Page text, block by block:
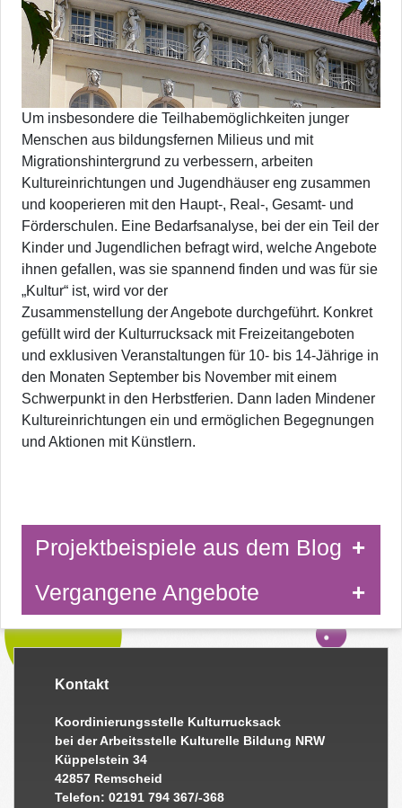
Um insbesondere die Teilhabemöglichkeiten junger
Menschen aus bildungsfernen Milieus und mit
Migrationshintergrund zu verbessern, arbeiten
Kultureinrichtungen und Jugendhäuser eng zusammen
und kooperieren mit den Haupt-, Real-, Gesamt- und
Förderschulen. Eine Bedarfsanalyse, bei der ein Teil der
Kinder und Jugendlichen befragt wird, welche Angebote
ihnen gefallen, was sie spannend finden und was für sie
„Kultur“ ist, wird vor der
Zusammenstellung der Angebote durchgeführt. Konkret
gefüllt wird der Kulturrucksack mit Freizeitangeboten
und exklusiven Veranstaltungen für 10- bis 14-Jährige in
den Monaten September bis November mit einem
Schwerpunkt in den Herbstferien. Dann laden Mindener
Kultureinrichtungen ein und ermöglichen Begegnungen
und Aktionen mit Künstlern.
Projektbeispiele aus dem Blog
Vergangene Angebote
Kontakt
Koordinierungsstelle Kulturrucksack
bei der Arbeitsstelle Kulturelle Bildung NRW
Küppelstein 34
42857 Remscheid
Telefon: 02191 794 367/-368